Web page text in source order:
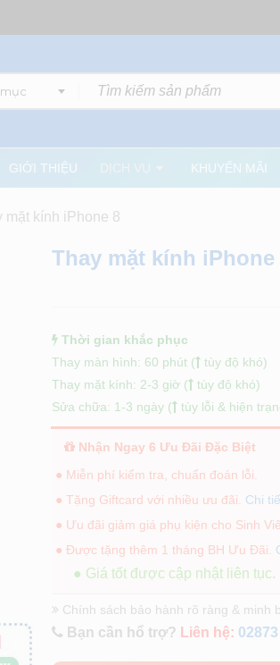
GIỚI THIỆU DỊCH VỤ KHUYẾN MÃI
mặt kính iPhone 8
Thay mặt kính iPhone
Thời gian khắc phục
Thay màn hình: 60 phút (
tùy độ khó)
Thay mặt kính: 2-3 giờ (
tùy độ khó)
Sửa chữa: 1-3 ngày (
tùy lỗi & hiện
Nhận Ngay 6 Ưu Đãi Đặc Biệt
● Miễn phí kiểm tra, chuẩn đoán lỗi.
● Tặng Giftcard với nhiều ưu đãi. Chi
● Ưu đãi giảm giá phụ kiện cho Sinh
● Được tặng thêm 1 tháng BH Ưu Đãi.
● Giá tốt được cập nhật liên tục.
Chính sách bảo hành rõ ràng & minh
Bạn cần hổ trợ? Liên hệ: